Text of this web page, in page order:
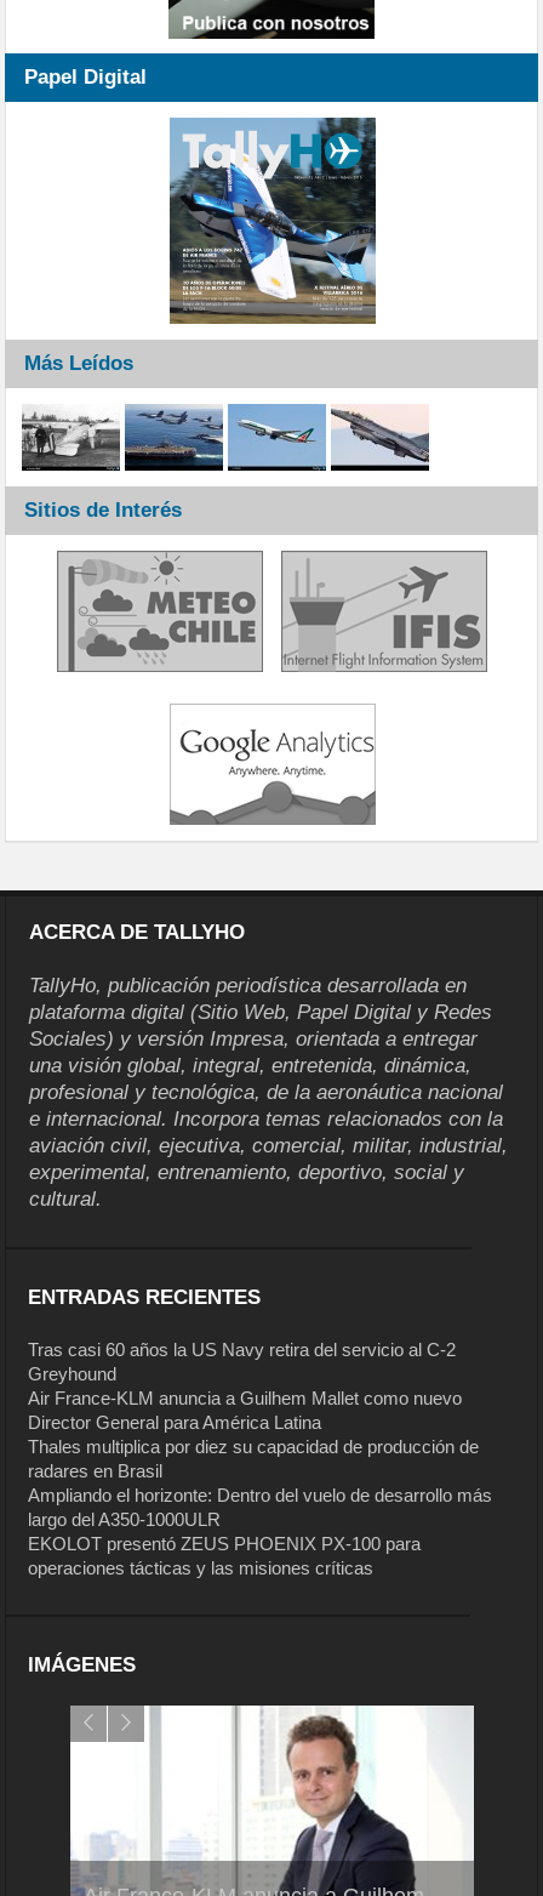
Papel Digital
Más Leídos
Sitios de Interés
ACERCA DE TALLYHO
TallyHo, publicación periodística desarrollada en
plataforma digital (Sitio Web, Papel Digital y Redes
Sociales) y versión Impresa, orientada a entregar
una visión global, integral, entretenida, dinámica,
profesional y tecnológica, de la aeronáutica nacional
e internacional. Incorpora temas relacionados con la
aviación civil, ejecutiva, comercial, militar, industrial,
experimental, entrenamiento, deportivo, social y
cultural.
ENTRADAS RECIENTES
Tras casi 60 años la US Navy retira del servicio al C-2
Greyhound
Air France-KLM anuncia a Guilhem Mallet como nuevo
Director General para América Latina
Thales multiplica por diez su capacidad de producción de
radares en Brasil
Ampliando el horizonte: Dentro del vuelo de desarrollo más
largo del A350-1000ULR
EKOLOT presentó ZEUS PHOENIX PX-100 para
operaciones tácticas y las misiones críticas
IMÁGENES